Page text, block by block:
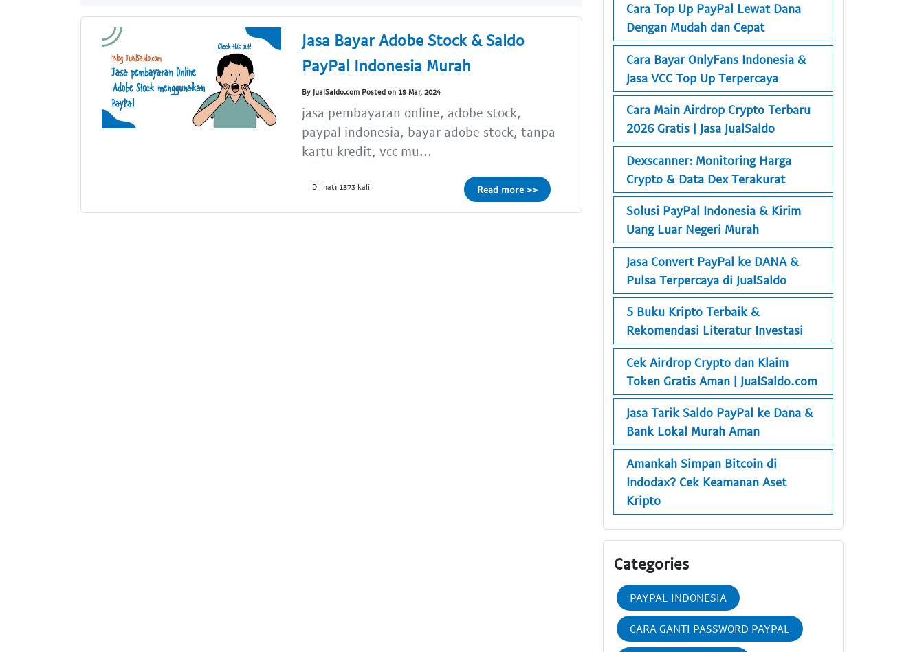
Jasa Bayar Adobe Stock & Saldo
PayPal Indonesia Murah
By JualSaldo.com Posted on 19 Mar, 2024
jasa pembayaran online, adobe stock,
paypal indonesia, bayar adobe stock, tanpa
kartu kredit, vcc mu...
Dilihat: 1373 kali Read more >>
Cara Top Up PayPal Lewat Dana
Dengan Mudah dan Cepat
Cara Bayar OnlyFans Indonesia &
Jasa VCC Top Up Terpercaya
Cara Main Airdrop Crypto Terbaru
2026 Gratis | Jasa JualSaldo
Dexscanner: Monitoring Harga
Crypto & Data Dex Terakurat
Solusi PayPal Indonesia & Kirim
Uang Luar Negeri Murah
Jasa Convert PayPal ke DANA &
Pulsa Terpercaya di JualSaldo
5 Buku Kripto Terbaik &
Rekomendasi Literatur Investasi
Cek Airdrop Crypto dan Klaim
Token Gratis Aman | JualSaldo.com
Jasa Tarik Saldo PayPal ke Dana &
Bank Lokal Murah Aman
Amankah Simpan Bitcoin di
Indodax? Cek Keamanan Aset
Kripto
Categories
PAYPAL INDONESIA
CARA GANTI PASSWORD PAYPAL